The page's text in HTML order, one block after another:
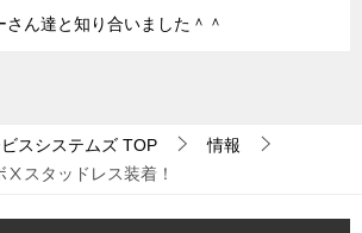
さん達と知り合いました＾＾
スシステムズ TOP
情報
Ⅹスタッドレス装着！